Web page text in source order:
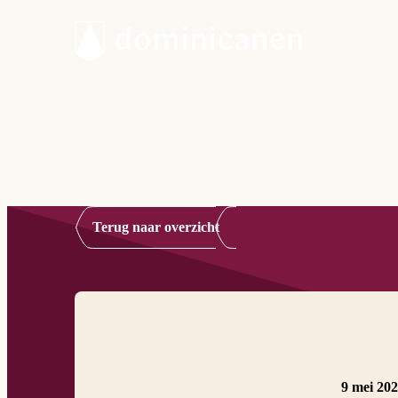
Terug naar overzicht
9 mei